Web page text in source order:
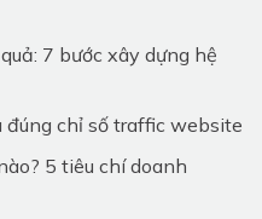
7 bước xây dựng hệ
đúng chỉ số traffic website
5 tiêu chí doanh